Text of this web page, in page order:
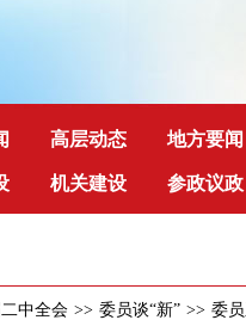
高层动态 地方要闻
机关建设 参政议政
中全会 >> 委员谈“新” >> 委